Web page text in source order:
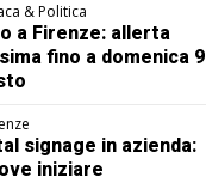
& Politica
a Firenze: allerta
fino a domenica 9
signage in azienda:
iniziare